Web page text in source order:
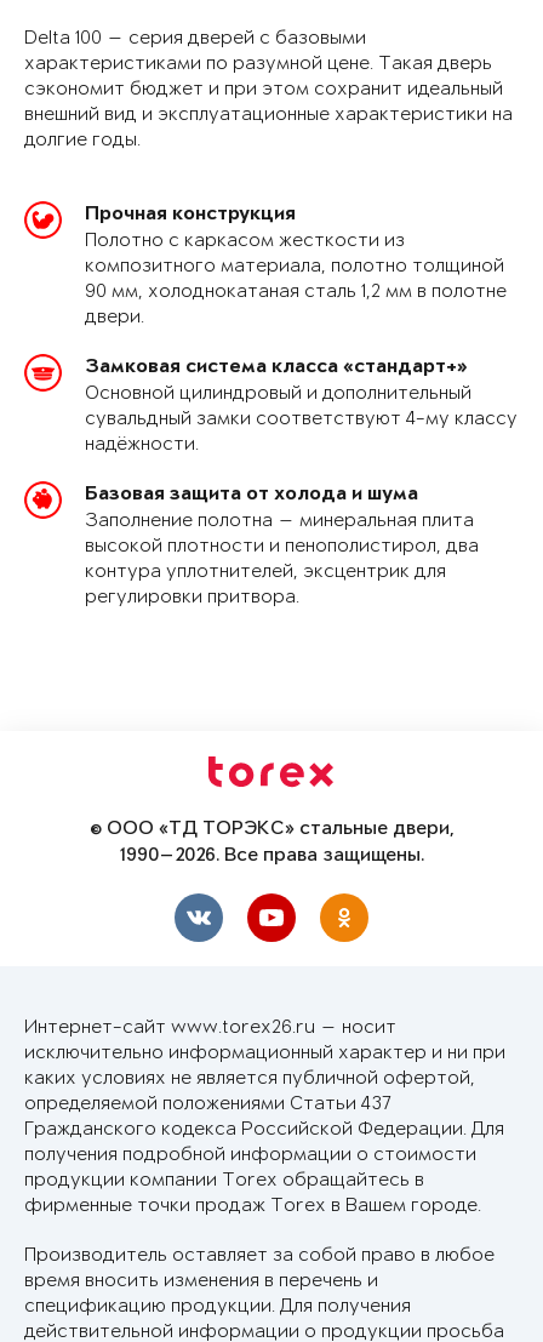
Delta 100 — серия дверей с базовыми
характеристиками по разумной цене. Такая дверь
сэкономит бюджет и при этом сохранит идеальный
внешний вид и эксплуатационные характеристики на
долгие годы.
Прочная конструкция
Полотно с каркасом жесткости из
композитного материала, полотно толщиной
90 мм, холоднокатаная сталь 1,2 мм в полотне
двери.
Замковая система класса «стандарт+»
Основной цилиндровый и дополнительный
сувальдный замки соответствуют 4-му классу
надёжности.
Базовая защита от холода и шума
Заполнение полотна — минеральная плита
высокой плотности и пенополистирол, два
контура уплотнителей, эксцентрик для
регулировки притвора.
© ООО «ТД ТОРЭКС» стальные двери,
1990—2026. Все права защищены.
Интернет-сайт www.torex26.ru — носит
исключительно информационный характер и ни при
каких условиях не является публичной офертой,
определяемой положениями Статьи 437
Гражданского кодекса Российской Федерации. Для
получения подробной информации о стоимости
продукции компании Torex обращайтесь в
фирменные точки продаж Torex в Вашем городе.
Производитель оставляет за собой право в любое
время вносить изменения в перечень и
спецификацию продукции. Для получения
действительной информации о продукции просьба